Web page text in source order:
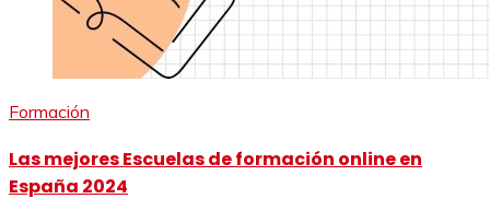
Formación
Las mejores Escuelas de formación online en
España 2024